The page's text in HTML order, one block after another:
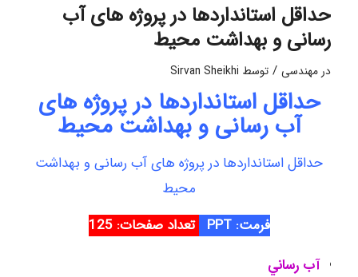
حداقل استانداردها در پروژه های آب
رسانی و بهداشت محیط
درمهندسی / توسط Sirvan Sheikhi
حداقل استانداردها در پروژه های
آب رسانی و بهداشت محیط
حداقل استانداردها در پروژه های آب رسانی و بهداشت
محیط
فرمت: PPT
تعداد صفحات: 125
آب رساني